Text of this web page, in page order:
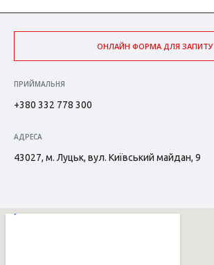
ОНЛАЙН ФОРМА ДЛЯ ЗАПИТУ
ПРИЙМАЛЬНЯ
+380 332 778 300
АДРЕСА
43027, м. Луцьк, вул. Київський майдан, 9